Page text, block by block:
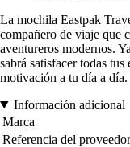
La mochila Eastpak
compañero de viaje que
aventureros modernos.
sabrá satisfacer todas
motivación a tu día a día.
Información adicional
Marca
Referencia del proveedor